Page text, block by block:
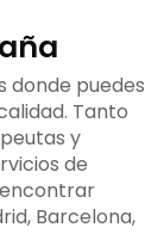
donde puedes
Tanto
y
de
encontrar
Barcelona,